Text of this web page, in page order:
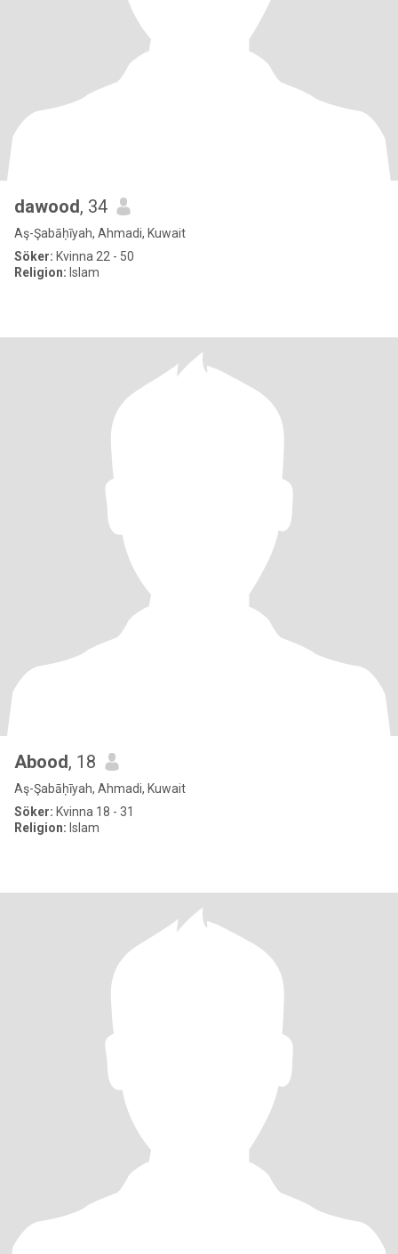
dawood, 34
Aş-Şabāḥīyah, Ahmadi, Kuwait
Söker: Kvinna 22 - 50
Religion: Islam
Abood, 18
Aş-Şabāḥīyah, Ahmadi, Kuwait
Söker: Kvinna 18 - 31
Religion: Islam